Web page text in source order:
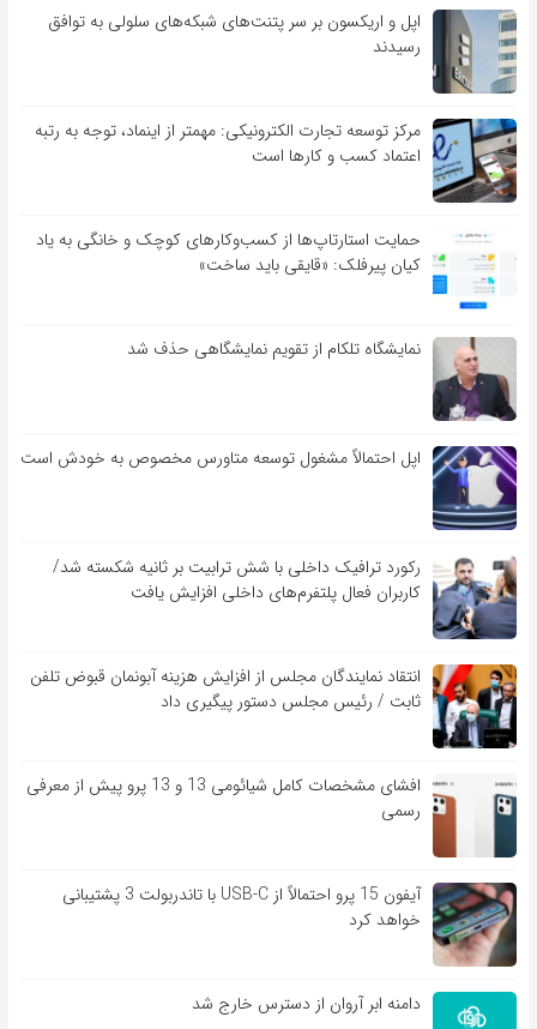
اپل و اریکسون بر سر پتنت‌های شبکه‌های سلولی به توافق
رسیدند
مرکز توسعه تجارت الکترونیکی: مهمتر از اینماد، توجه به رتبه
اعتماد کسب و کارها است
حمایت استارتاپ‌ها از کسب‌وکارهای کوچک و خانگی به یاد
کیان پیرفلک: «قایقی باید ساخت»
نمایشگاه تلکام از تقویم نمایشگاهی حذف شد
اپل احتمالاً مشغول توسعه متاورس مخصوص به خودش است
رکورد ترافیک داخلی با شش ترابیت بر ثانیه شکسته شد/
کاربران فعال پلتفرم‌های داخلی افزایش یافت
انتقاد نمایندگان مجلس از افزایش هزینه آبونمان قبوض تلفن
ثابت / رئیس مجلس دستور پیگیری داد
افشای مشخصات کامل شیائومی 13 و 13 پرو پیش از معرفی
رسمی
آیفون 15 پرو احتمالاً از USB-C با تاندربولت 3 پشتیبانی
خواهد کرد
دامنه ابر آروان از دسترس خارج شد